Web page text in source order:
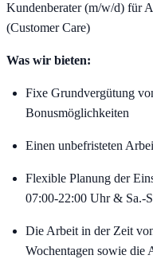
Kundenberater (m/w/d) für
(Customer Care)
Was wir bieten:
Fixe Grundvergütung
Bonusmöglichkeiten
Einen unbefristeten
Flexible Planung der
07:00-22:00 Uhr & Sa.-
Die Arbeit in der Zeit
Wochentagen sowie die